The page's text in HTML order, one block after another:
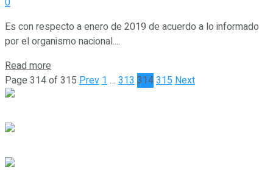
Es con respecto a enero de 2019 de acuerdo a lo informado
por el organismo nacional....
Read more
Page 314 of 315 Prev 1 … 313 314315 Next